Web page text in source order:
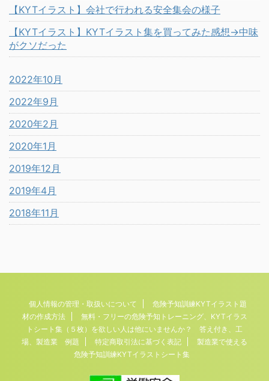
【KYTイラスト】会社で行われる安全集会の様子
【KYTイラスト】KYTイラスト集を買ってみた感想→中味
がクソだった
2022年10月
2022年9月
2020年2月
2020年1月
2019年12月
2019年4月
2018年11月
個人情報の管理・取扱いについて
危険予知訓練KYTイラスト題
材の作成方法
無料・フリーの危険予知トレーニング、KYTイラス
トシート集（５枚）を欲しい人は他にいませんか？ 答え付き、工
場、製造業 例題
特定商取引法に基づく表記
製造業で使える
危険予知訓練KYTイラストシート集